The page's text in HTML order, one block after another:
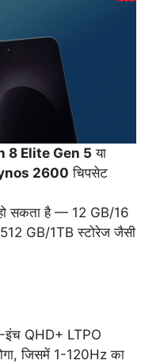
8 Elite Gen 5 या
2600 चिपसेट
सकता है — 12 GB/16
GB/1TB स्टोरेज जैसी
इंच QHD+ LTPO
जिसमें 1-120Hz का